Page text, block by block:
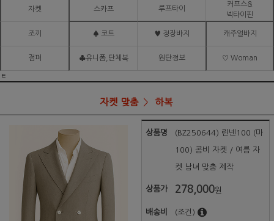
자켓 스카프 루프타이
커프스&
넥타이핀
조끼 ♠ 코트 ♥ 정장바지 캐주얼바지
점퍼 ♣유니폼,단체복 원단정보 ♡ Woman
ㅌ
자켓 맞춤 하복
상품명 (BZ250644) 린넨100 (마
100) 콤비 자켓 / 여름 자
켓 남녀 맞춤 제작
상품가 278,000원
배송비 (조건)